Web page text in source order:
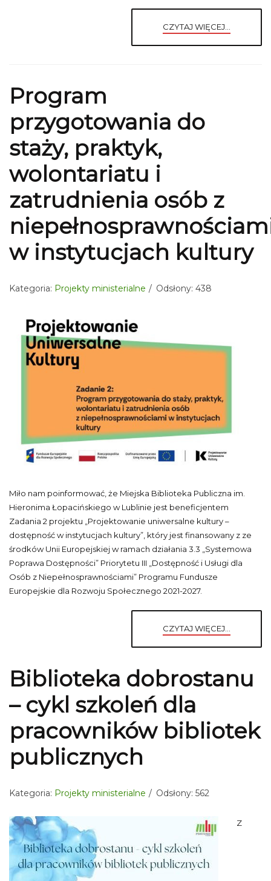
CZYTAJ WIĘCEJ...
Program
przygotowania do
staży, praktyk,
wolontariatu i
zatrudnienia osób z
w instytucjach kultury
Kategoria: Projekty ministerialne Odsłony: 438
Miło nam poinformować, że Miejska Biblioteka Publiczna im.
Hieronima Łopacińskiego w Lublinie jest beneficjentem
Zadania 2 projektu „Projektowanie uniwersalne kultury –
dostępność w instytucjach kultury”, który jest finansowany z ze
środków Unii Europejskiej w ramach działania 3.3 „Systemowa
Poprawa Dostępności” Priorytetu III „Dostępność i Usługi dla
Osób z Niepełnosprawnościami” Programu Fundusze
Europejskie dla Rozwoju Społecznego 2021-2027.
CZYTAJ WIĘCEJ...
Biblioteka dobrostanu
– cykl szkoleń dla
pracowników bibliotek
publicznych
Kategoria: Projekty ministerialne Odsłony: 562
Z